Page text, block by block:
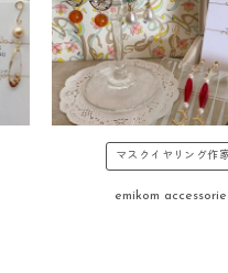
マスクイヤリング作
emikom